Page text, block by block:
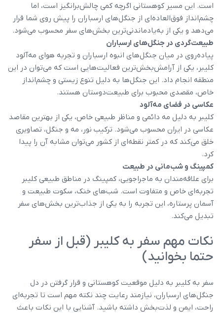
است. این مسیر کوهستانی اگرچه کمی چالش‌برانگیز است، اما
چشم‌انداز فوق‌العاده‌ای از جنگل‌های ارسباران را پیش روی شما قرار
می‌دهد و یکی از به‌یادماندنی‌ترین بخش‌های سفر محسوب می‌شود.
طبیعت‌گردی در جنگل‌های ارسباران
پیاده‌روی در میان جنگل‌های انبوه ارسباران و تجربه هوای مه‌آلود
کلیبر، یکی از آرامش‌بخش‌ترین فعالیت‌هایی است که می‌توان در این
منطقه انجام داد. این جنگل‌ها به دلیل تنوع زیستی و چشم‌انداز
خاص، مقصدی محبوب برای طبیعت‌دوستان هستند.
عکاسی در فضای مه‌آلود
کلیبر به دلیل مه دائمی و مناظر طبیعی خاص، یکی از بهترین مقاصد
عکاسی در ایران محسوب می‌شود. ترکیب نور، مه و جنگل، تصاویری
خلق می‌کند که در کمتر نقطه‌ای از کشور می‌توان مشابه آن را پیدا
کرد.
کمپینگ و شب‌مانی در طبیعت
برای علاقه‌مندان به ماجراجویی، کمپینگ در مناطق طبیعی کلیبر
تجربه‌ای خاص و متفاوت است. شب‌های خنک، سکوت طبیعت و
آسمان پرستاره، این تجربه را به یکی از جذاب‌ترین بخش‌های سفر
تبدیل می‌کند.
نکات مهم سفر به کلیبر (قبل از سفر
حتما بخوانید)
سفر به کلیبر به دلیل موقعیت کوهستانی و قرار گرفتن در دل
جنگل‌های ارسباران، نیازمند رعایت چند نکته مهم است تا تجربه‌ای
راحت، ایمن و لذت‌بخش داشته باشید. آشنایی با این نکات باعث